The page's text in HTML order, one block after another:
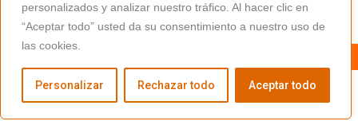
personalizados y analizar nuestro tráfico. Al hacer clic en
“Aceptar todo” usted da su consentimiento a nuestro uso de
las cookies.
Personalizar Rechazar todo Aceptar todo